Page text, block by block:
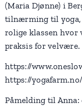
(Maria Djønne) i
tilnærming til yoga,
rolige klassen
praksis for velvære.
https://
https://
Påmelding til